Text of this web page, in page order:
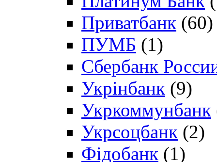
Приватбанк (60)
ПУМБ (1)
Сбербанк
Укрінбанк (9)
Укркоммунбанк
Укрсоцбанк (2)
Фідобанк (1)